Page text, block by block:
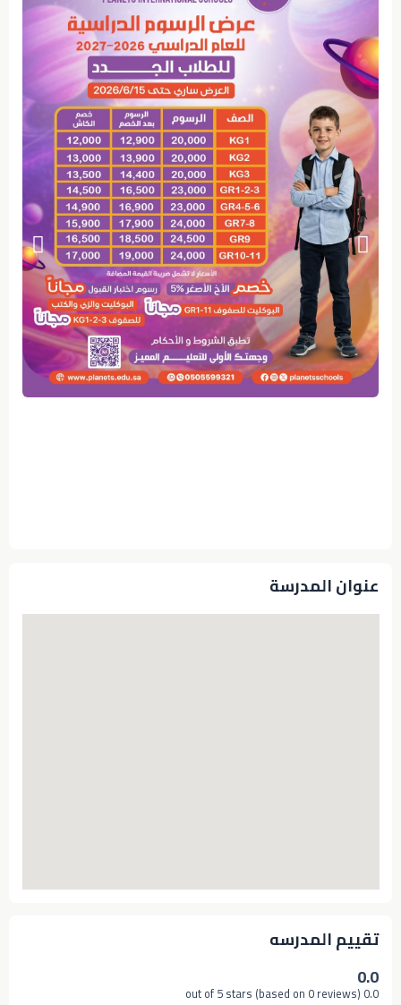
عنوان المدرسة
تقييم المدرسه
0.0
0.0 out of 5 stars (based on 0 reviews)